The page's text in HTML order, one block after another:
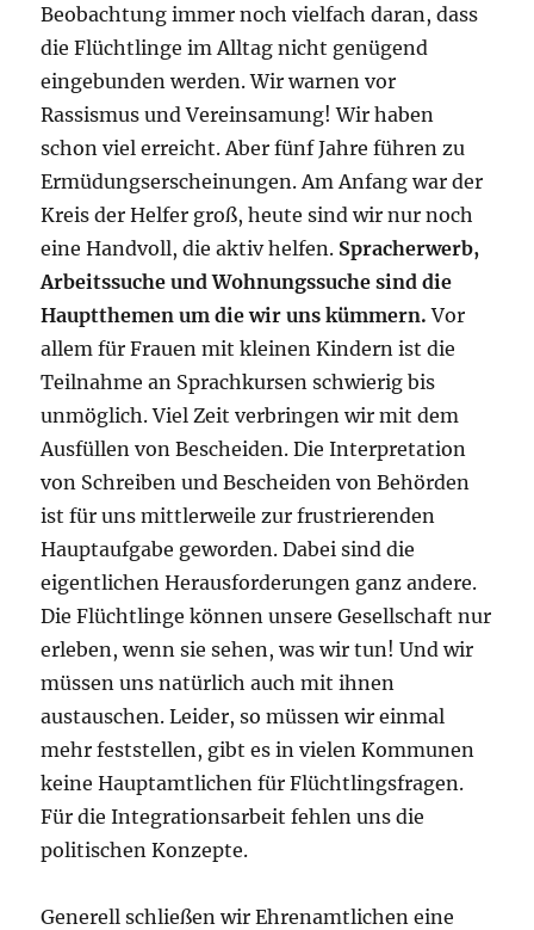
Beobachtung immer noch vielfach daran, dass
die Flüchtlinge im Alltag nicht genügend
eingebunden werden. Wir warnen vor
Rassismus und Vereinsamung! Wir haben
schon viel erreicht. Aber fünf Jahre führen zu
Ermüdungserscheinungen. Am Anfang war der
Kreis der Helfer groß, heute sind wir nur noch
eine Handvoll, die aktiv helfen. Spracherwerb,
Arbeitssuche und Wohnungssuche sind die
Hauptthemen um die wir uns kümmern. Vor
allem für Frauen mit kleinen Kindern ist die
Teilnahme an Sprachkursen schwierig bis
unmöglich. Viel Zeit verbringen wir mit dem
Ausfüllen von Bescheiden. Die Interpretation
von Schreiben und Bescheiden von Behörden
ist für uns mittlerweile zur frustrierenden
Hauptaufgabe geworden. Dabei sind die
eigentlichen Herausforderungen ganz andere.
Die Flüchtlinge können unsere Gesellschaft nur
erleben, wenn sie sehen, was wir tun! Und wir
müssen uns natürlich auch mit ihnen
austauschen. Leider, so müssen wir einmal
mehr feststellen, gibt es in vielen Kommunen
keine Hauptamtlichen für Flüchtlingsfragen.
Für die Integrationsarbeit fehlen uns die
politischen Konzepte.
Generell schließen wir Ehrenamtlichen eine